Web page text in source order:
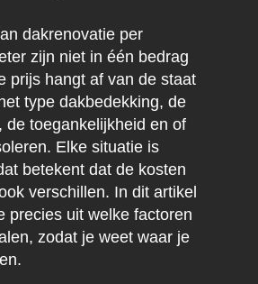
dakrenovatie per
zijn niet in één bedrag
prijs hangt af van de staat
type dakbedekking, de
de toegankelijkheid en of
Elke situatie is
betekent dat de kosten
verschillen. In dit artikel
precies uit welke factoren
zodat je weet waar je